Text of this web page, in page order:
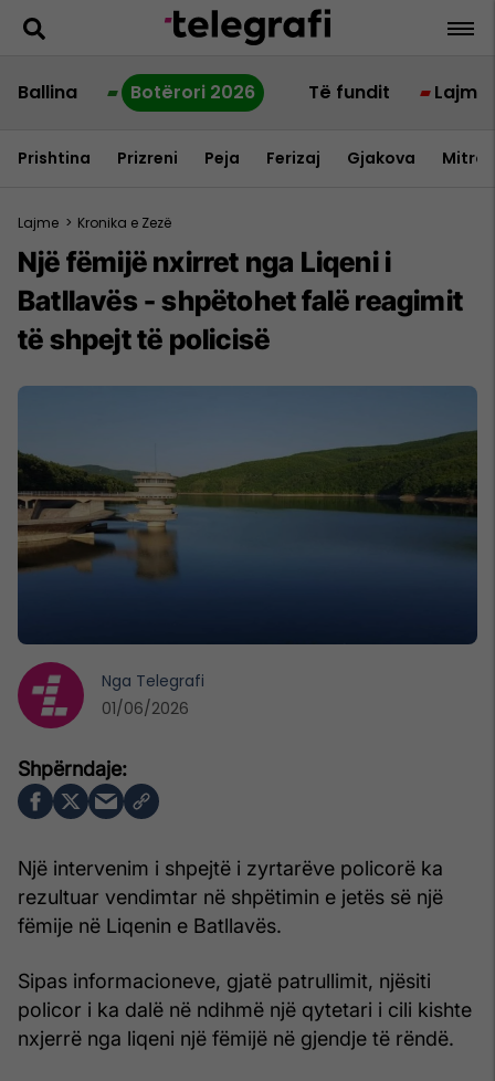
Ballina Botërori 2026 Të fundit Lajme
Prishtina Prizreni Peja Ferizaj Gjakova
Lajme > Kronika e Zezë
Një fëmijë nxirret nga Liqeni i
Batllavës - shpëtohet falë reagimit
të shpejt të policisë
Një intervenim i shpejtë i zyrtarëve policorë ka
rezultuar vendimtar në shpëtimin e jetës së një
fëmije në Liqenin e Batllavës.
Sipas informacioneve, gjatë patrullimit, njësiti
policor i ka dalë në ndihmë një qytetari i cili kishte
nxjerrë nga liqeni një fëmijë në gjendje të rëndë.
Nga Telegrafi
01/06/2026